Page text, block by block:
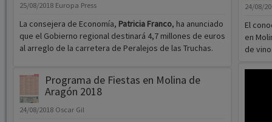
25/08/2018 Europa Press
La consejera de Economía, Patricia Franco, ha anunciado
que el Gobierno regional destinará 4,7 millones de euros
al arreglo de la carretera de Peralejos de las Truchas.
Programa de Fiestas en Molina de
Aragón 2018
24/08/2018 Oscar Gil
24/08/
El
en
de